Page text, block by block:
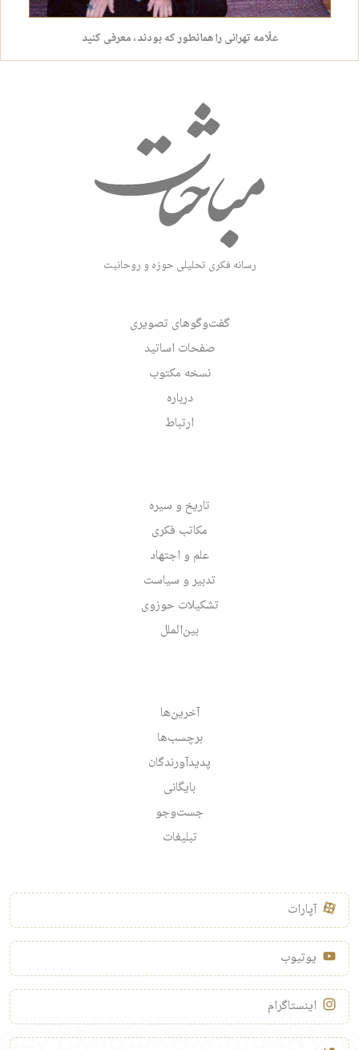
علّامه تهرانی را همانطور که بودند، معرفی کنید
رسانه فکری تحلیلی حوزه و روحانیت
گفت‌وگوهای تصویری
صفحات اساتید
نسخه مکتوب
درباره
ارتباط
تاریخ و سیره
مکاتب فکری
علم و اجتهاد
تدبیر و سیاست
تشکیلات حوزوی
بین‌الملل
آخرین‌ها
برچسب‌ها
پدیدآورندگان
بایگانی
جست‌وجو
تبلیغات
آپارات
یوتیوب
اینستاگرام